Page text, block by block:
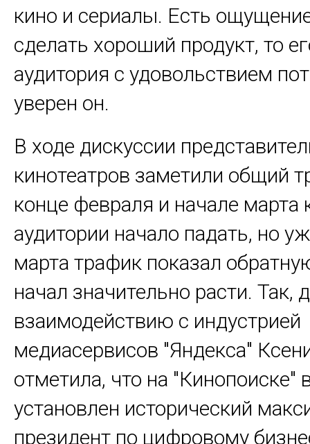
кино и сериалы. Есть
сделать хороший продукт, то
аудитория с удовольствием
уверен он.
В ходе дискуссии
кинотеатров заметили общий
конце февраля и начале марта
аудитории начало падать, но
марта трафик показал
начал значительно расти. Так,
взаимодействию с индустрией
медиасервисов "Яндекса"
отметила, что на "Кинопоиске"
установлен исторический
президент по цифровому